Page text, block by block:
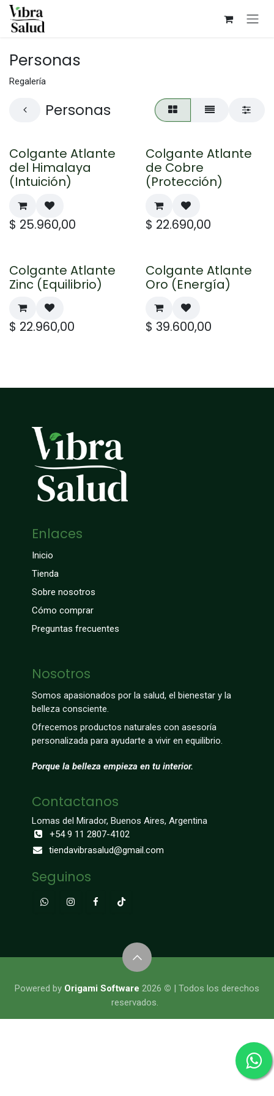
Ir al contenido
Personas
Regalería
Personas
Colgante Atlante
del Himalaya
(Intuición)
$ 25.960,00
Colgante Atlante
de Cobre
(Protección)
$ 22.690,00
Colgante Atlante
Zinc (Equilibrio)
$ 22.960,00
Colgante Atlante
Oro (Energía)
$ 39.600,00
Enlaces
Inicio
Tienda
Sobre nosotros
Cómo comprar
Preguntas frecuentes
Nosotros
Somos apasionados por la salud, el bienestar y la
belleza consciente.
Ofrecemos productos naturales con asesoría
personalizada para ayudarte a vivir en equilibrio.
Porque la belleza empieza en tu interior.
Contactanos
Lomas del Mirador, Buenos Aires, Argentina
+54 9 11 2807-4102
tiendavibrasalud@gmail.com
Seguinos
​​​​​​​​Powered by Origami Software 2026 © | Todos los derechos
reservados.